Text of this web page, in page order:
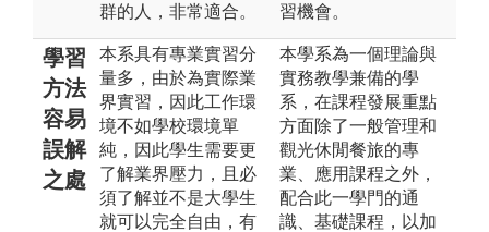
群的人，非常適合。
習機會。
學習
方法
容易
誤解
之處
本系具有專業實習分
量多，由於為實際業
界實習，因此工作環
境不如學校環境單
純，因此學生需要更
了解業界壓力，且必
須了解並不是大學生
就可以完全自由，有
本學系為一個理論與
實務教學兼備的學
系，在課程發展重點
方面除了一般管理和
觀光休閒餐旅的專
業、應用課程之外，
配合此一學門的通
識、基礎課程，以加